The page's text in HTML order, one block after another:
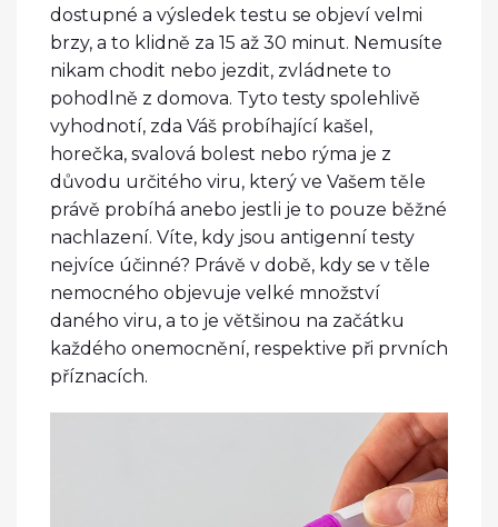
dostupné a výsledek testu se objeví velmi
brzy, a to klidně za 15 až 30 minut. Nemusíte
nikam chodit nebo jezdit, zvládnete to
pohodlně z domova. Tyto testy spolehlivě
vyhodnotí, zda Váš probíhající kašel,
horečka, svalová bolest nebo rýma je z
důvodu určitého viru, který ve Vašem těle
právě probíhá anebo jestli je to pouze běžné
nachlazení. Víte, kdy jsou antigenní testy
nejvíce účinné? Právě v době, kdy se v těle
nemocného objevuje velké množství
daného viru, a to je většinou na začátku
každého onemocnění, respektive při prvních
příznacích.